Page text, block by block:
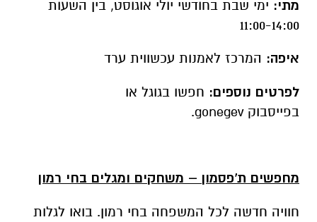
מתי: ימי שבת בחודשי יולי אוגוסט, בין השעות
11:00-14:00
איפה: המרכז לאמנות עכשווית ערד
לפרטים נוספים: חפשו בגוגל או
בפייסבוק gonegev.
מחפשים ת'פסמון – משחקים ומגלים בחי רמון
חוויה חדשה לכל המשפחה בחי רמון. בואו לגלות